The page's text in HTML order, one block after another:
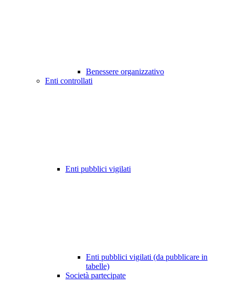
Benessere organizzativo
Enti controllati
Enti pubblici vigilati
Enti pubblici vigilati (da pubblicare in
tabelle)
Società partecipate